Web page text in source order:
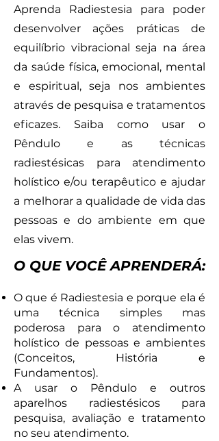
Aprenda Radiestesia para poder
desenvolver ações práticas de
equilíbrio vibracional seja na área
da saúde física, emocional, mental
e espiritual, seja nos ambientes
através de pesquisa e tratamentos
eficazes. Saiba como usar o
Pêndulo e as técnicas
radiestésicas para atendimento
holístico e/ou terapêutico e ajudar
a melhorar a qualidade de vida das
pessoas e do ambiente em que
elas vivem.
O QUE VOCÊ APRENDERÁ:
O que é Radiestesia e porque ela é
uma técnica simples mas
poderosa para o atendimento
holístico de pessoas e ambientes
(Conceitos, História e
Fundamentos).
A usar o Pêndulo e outros
aparelhos radiestésicos para
pesquisa, avaliação e tratamento
no seu atendimento.